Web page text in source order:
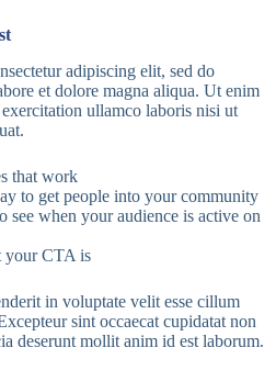
adipiscing elit, sed do
et dolore magna aliqua. Ut enim
ullamco laboris nisi ut
that work
to get people into your community
when your audience is active on
your CTA is
in voluptate velit esse cillum
sint occaecat cupidatat non
deserunt mollit anim id est laborum.